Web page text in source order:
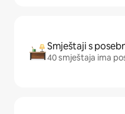
Smještaji s
40 smještaja ima